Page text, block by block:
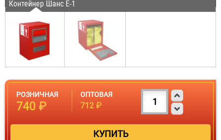
Контейнер Шанс Е-1
РОЗНИЧНАЯ
740 ₽
ОПТОВАЯ
712 ₽